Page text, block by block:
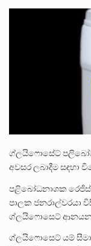
ග්ලයිෆොසේට්
අවසර ලබාදීම සඳහා
පළිබෝධනාශක
පාලක ජනරාල්වරයා
ග්ලයිෆොසෙට්
ග්ලයිෆොසෙට් යම්